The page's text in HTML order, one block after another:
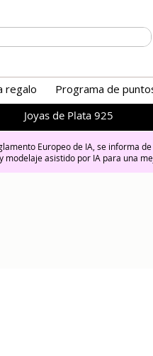
regalo Programa de
Joyas de Plata 925
Europeo de IA, se informa
modelaje asistido por IA para una